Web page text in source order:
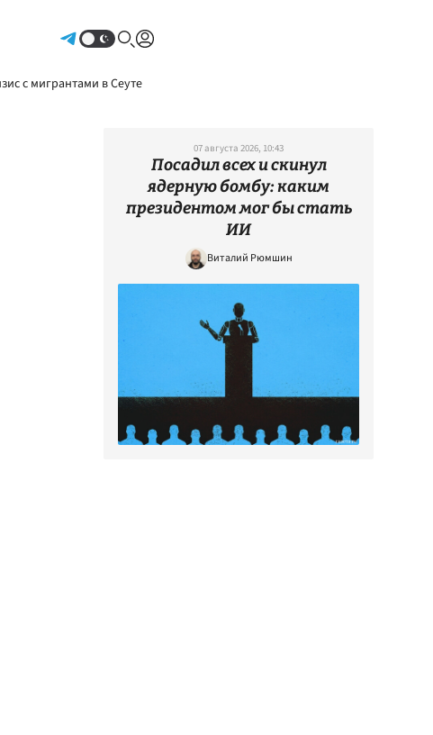
с мигрантами в Сеуте
07 августа 2026, 10:43
Посадил всех и скинул
ядерную бомбу: каким
президентом мог бы стать
ИИ
Виталий Рюмшин